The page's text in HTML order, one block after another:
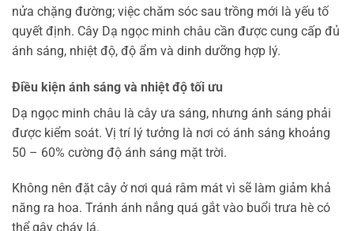
nửa chặng đường; việc chăm sóc sau trồng mới là yếu tố
quyết định. Cây Dạ ngọc minh châu cần được cung cấp đủ
ánh sáng, nhiệt độ, độ ẩm và dinh dưỡng hợp lý.
Điều kiện ánh sáng và nhiệt độ tối ưu
Dạ ngọc minh châu là cây ưa sáng, nhưng ánh sáng phải
được kiểm soát. Vị trí lý tưởng là nơi có ánh sáng khoảng
50 – 60% cường độ ánh sáng mặt trời.
Không nên đặt cây ở nơi quá râm mát vì sẽ làm giảm khả
năng ra hoa. Tránh ánh nắng quá gắt vào buổi trưa hè có
thể gây cháy lá.